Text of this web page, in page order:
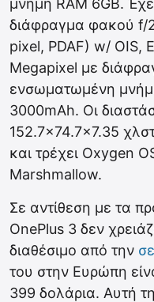
μνήμη RAM 6GB.
διάφραγμα φακού f/
pixel, PDAF) w/ OIS,
Megapixel με
ενσωματωμένη
3000mAh. Οι
152.7×74.7×7.35
και τρέχει Oxygen
Marshmallow.
Σε αντίθεση με τα
OnePlus 3 δεν
διαθέσιμο από την
του στην Ευρώπη
399 δολάρια. Αυτή